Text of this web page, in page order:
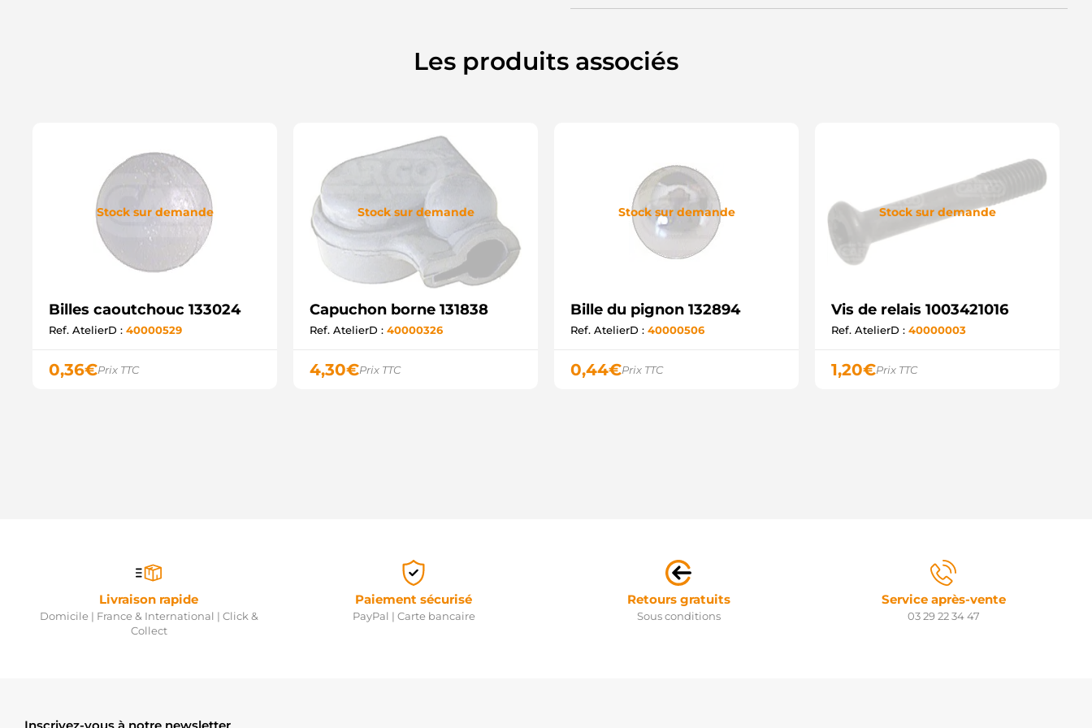
Les produits associés
Stock sur demande
Billes caoutchouc 133024
Ref. AtelierD : 40000529
0,36€Prix TTC
Stock sur demande
Capuchon borne 131838
Ref. AtelierD : 40000326
4,30€Prix TTC
Stock sur demande
Bille du pignon 132894
Ref. AtelierD : 40000506
0,44€Prix TTC
Stock sur demande
Vis de relais 1003421016
Ref. AtelierD : 40000003
1,20€Prix TTC
Livraison rapide
Domicile | France & International | Click &
Collect
Paiement sécurisé
PayPal | Carte bancaire
Retours gratuits
Sous conditions
Service après-vente
03 29 22 34 47